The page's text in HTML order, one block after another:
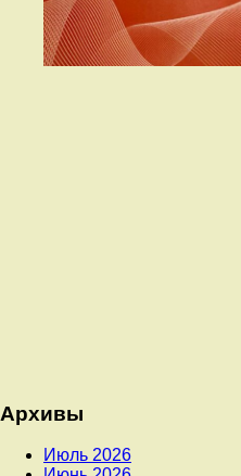
Архивы
Июль 2026